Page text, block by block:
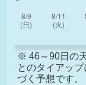
※ 46～90日の
とのタイアッ
づく予想です。